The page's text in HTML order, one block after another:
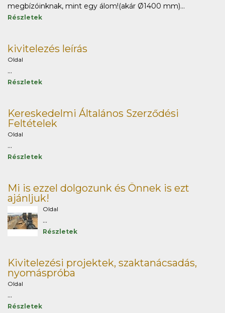
megbízóinknak, mint egy álom!(akár Ø1400 mm)...
Részletek
kivitelezés leírás
Oldal
...
Részletek
Kereskedelmi Általános Szerződési
Feltételek
Oldal
...
Részletek
Mi is ezzel dolgozunk és Önnek is ezt
ajánljuk!
Oldal
...
Részletek
Kivitelezési projektek, szaktanácsadás,
nyomáspróba
Oldal
...
Részletek